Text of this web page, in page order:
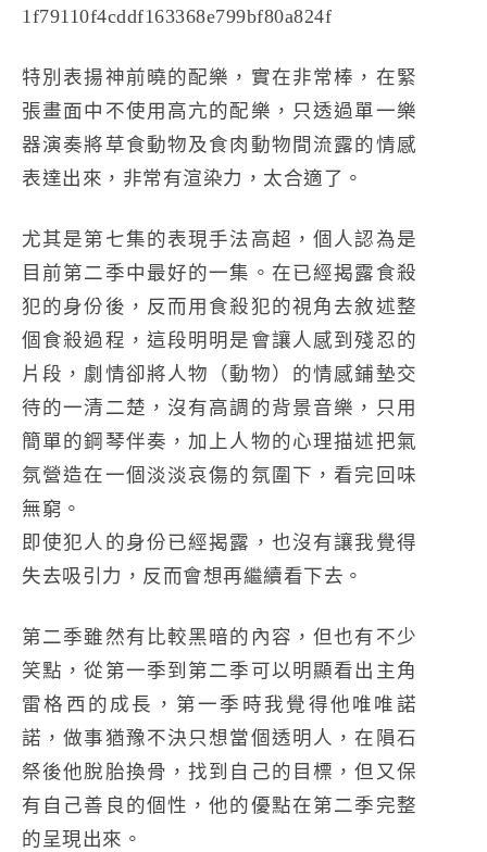
特別表揚神前曉的配樂，實在非常棒，在緊
張畫面中不使用高亢的配樂，只透過單一樂
器演奏將草食動物及食肉動物間流露的情感
表達出來，非常有渲染力，太合適了。
尤其是第七集的表現手法高超，個人認為是
目前第二季中最好的一集。在已經揭露食殺
犯的身份後，反而用食殺犯的視角去敘述整
個食殺過程，這段明明是會讓人感到殘忍的
片段，劇情卻將人物（動物）的情感鋪墊交
待的一清二楚，沒有高調的背景音樂，只用
簡單的鋼琴伴奏，加上人物的心理描述把氣
氛營造在一個淡淡哀傷的氛圍下，看完回味
無窮。
即使犯人的身份已經揭露，也沒有讓我覺得
失去吸引力，反而會想再繼續看下去。
第二季雖然有比較黑暗的內容，但也有不少
笑點，從第一季到第二季可以明顯看出主角
雷格西的成長，第一季時我覺得他唯唯諾
諾，做事猶豫不決只想當個透明人，在隕石
祭後他脫胎換骨，找到自己的目標，但又保
有自己善良的個性，他的優點在第二季完整
的呈現出來。